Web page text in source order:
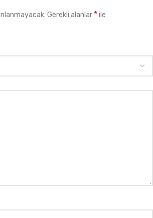
Gerekli alanlar *ile